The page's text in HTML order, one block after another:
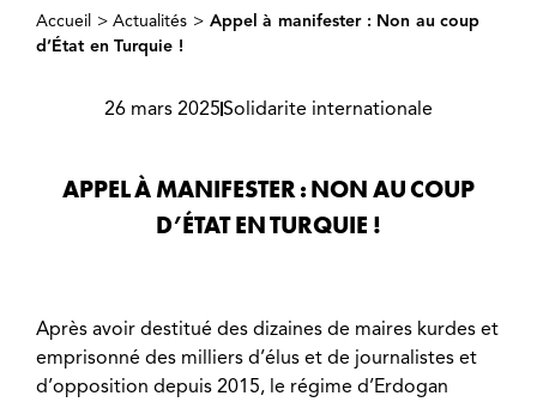
Accueil >Actualités > Appel à manifester : Non au coup
d’État en Turquie !
26 mars 2025Solidarite internationale
APPEL À MANIFESTER : NON AU COUP
D’ÉTAT EN TURQUIE !
Après avoir destitué des dizaines de maires kurdes et
emprisonné des milliers d’élus et de journalistes et
d’opposition depuis 2015, le régime d’Erdogan